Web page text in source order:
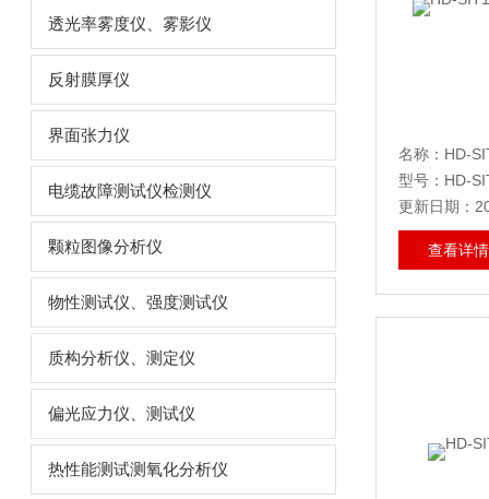
透光率雾度仪、雾影仪
反射膜厚仪
界面张力仪
电缆故障测试仪检测仪
颗粒图像分析仪
物性测试仪、强度测试仪
质构分析仪、测定仪
偏光应力仪、测试仪
热性能测试测氧化分析仪
名称：HD-
型号：HD-
更新日期：
查看详情